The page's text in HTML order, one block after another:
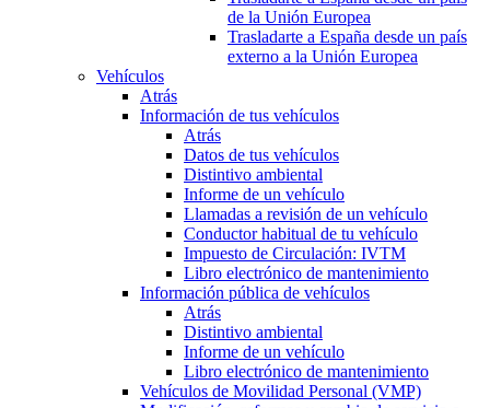
de la Unión Europea
Trasladarte a España desde un país
externo a la Unión Europea
Vehículos
Atrás
Información de tus vehículos
Atrás
Datos de tus vehículos
Distintivo ambiental
Informe de un vehículo
Llamadas a revisión de un vehículo
Conductor habitual de tu vehículo
Impuesto de Circulación: IVTM
Libro electrónico de mantenimiento
Información pública de vehículos
Atrás
Distintivo ambiental
Informe de un vehículo
Libro electrónico de mantenimiento
Vehículos de Movilidad Personal (VMP)